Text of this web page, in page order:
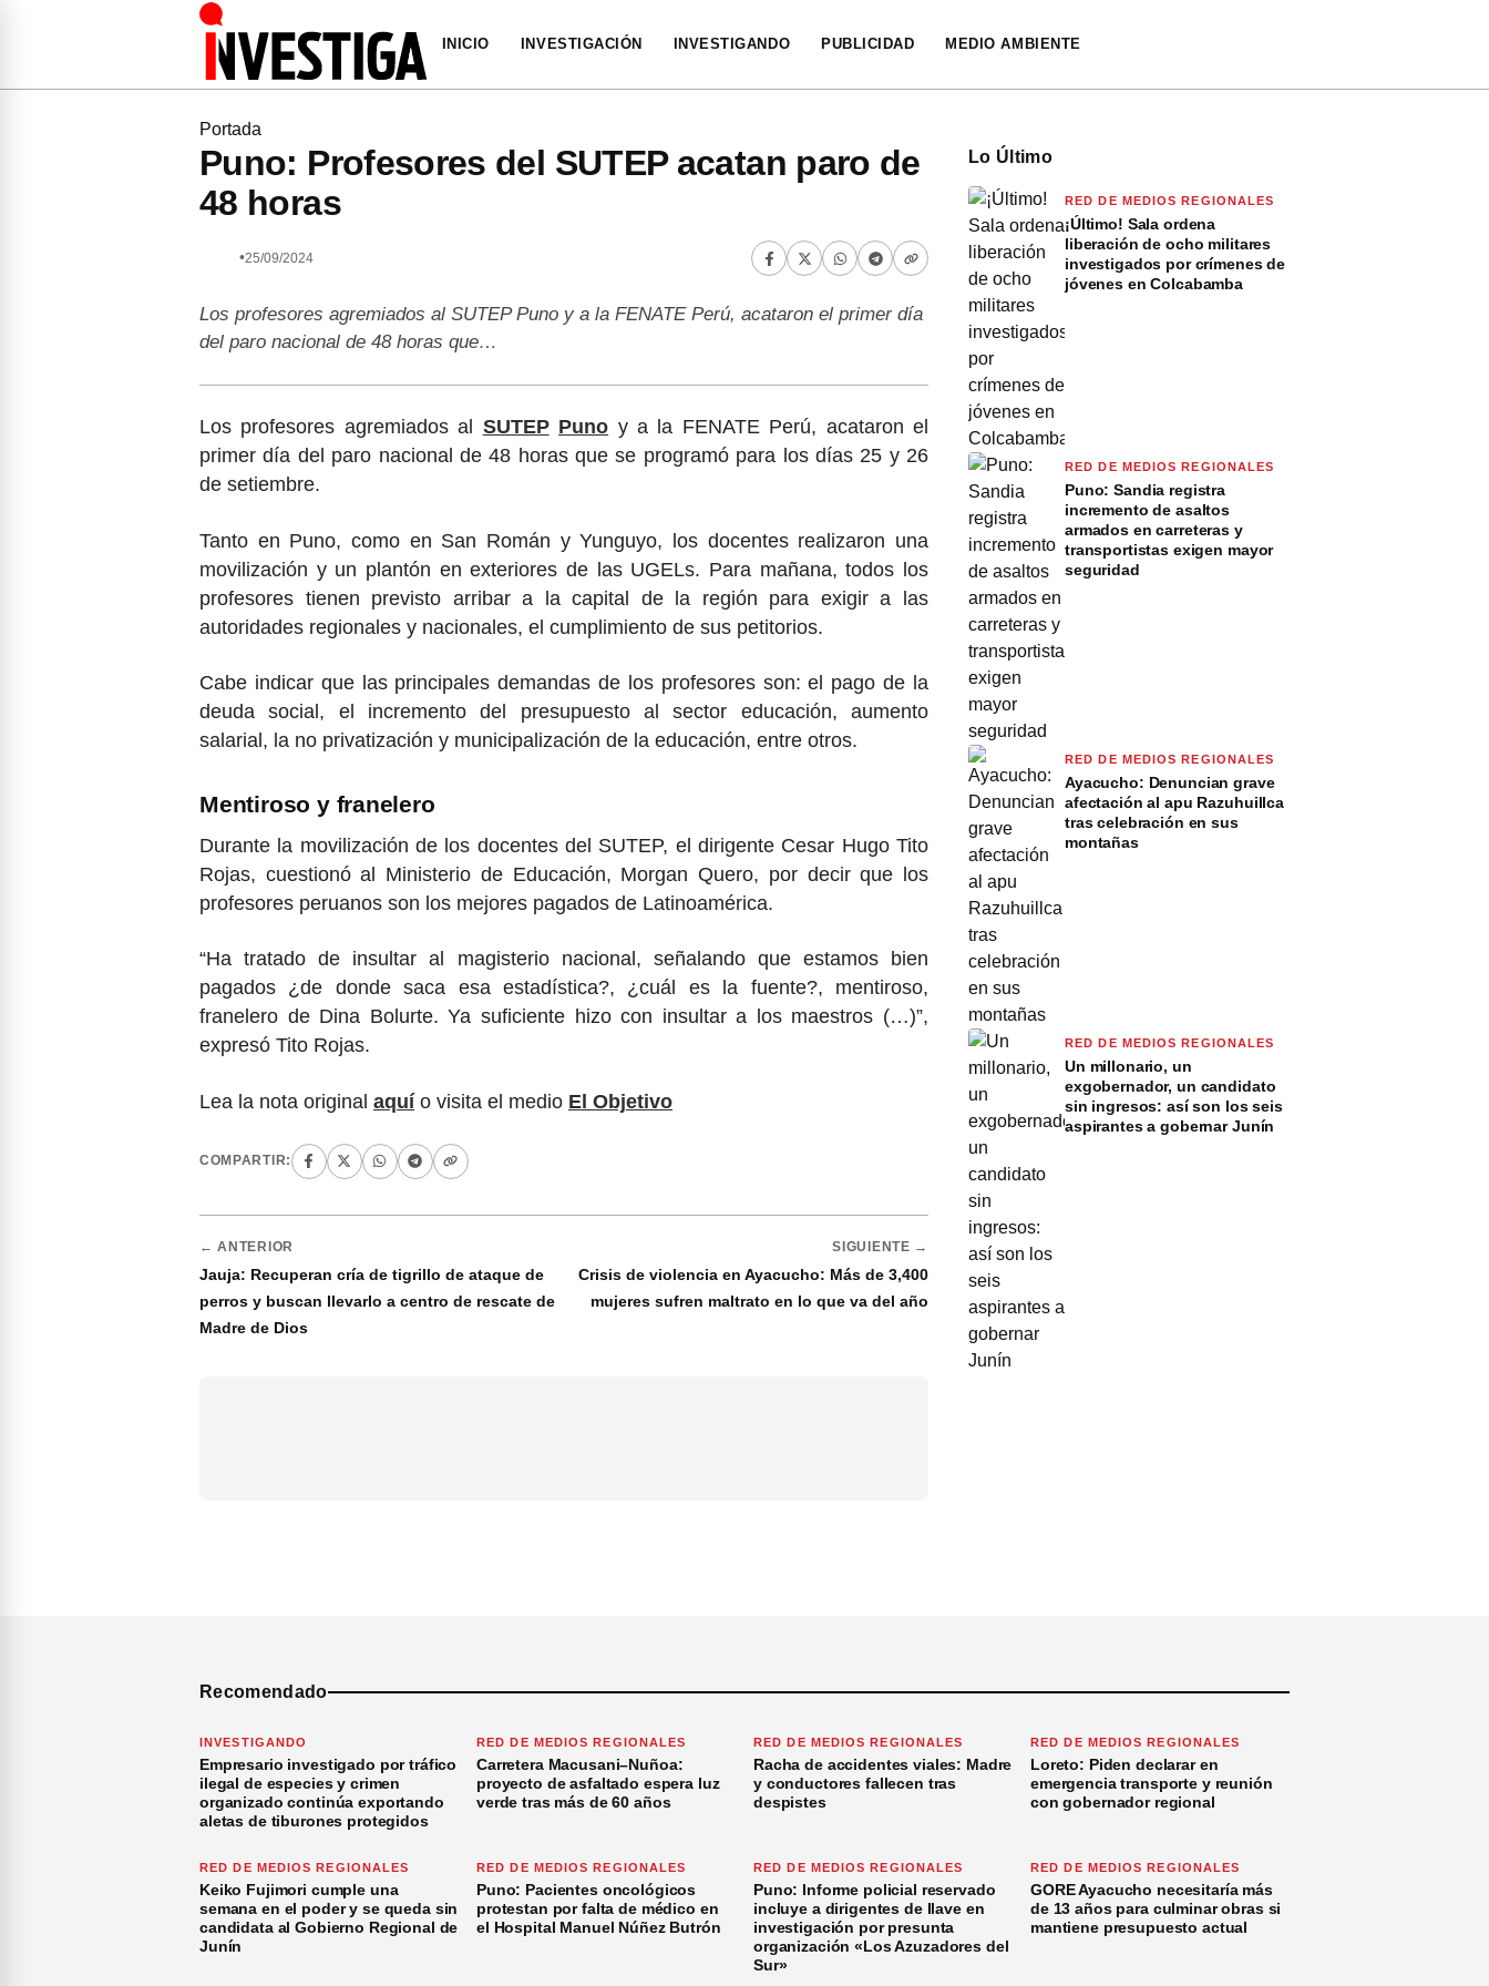
INICIO INVESTIGACIÓN INVESTIGANDO PUBLICIDAD MEDIO AMBIENTE
Portada
Puno: Profesores del SUTEP acatan paro de
48 horas
•25/09/2024
Los profesores agremiados al SUTEP Puno y a la FENATE Perú, acataron el primer día
del paro nacional de 48 horas que…
Los profesores agremiados al SUTEP Puno y a la FENATE Perú, acataron el
primer día del paro nacional de 48 horas que se programó para los días 25 y 26
de setiembre.
Tanto en Puno, como en San Román y Yunguyo, los docentes realizaron una
movilización y un plantón en exteriores de las UGELs. Para mañana, todos los
profesores tienen previsto arribar a la capital de la región para exigir a las
autoridades regionales y nacionales, el cumplimiento de sus petitorios.
Cabe indicar que las principales demandas de los profesores son: el pago de la
deuda social, el incremento del presupuesto al sector educación, aumento
salarial, la no privatización y municipalización de la educación, entre otros.
Mentiroso y franelero
Durante la movilización de los docentes del SUTEP, el dirigente Cesar Hugo Tito
Rojas, cuestionó al Ministerio de Educación, Morgan Quero, por decir que los
profesores peruanos son los mejores pagados de Latinoamérica.
“Ha tratado de insultar al magisterio nacional, señalando que estamos bien
pagados ¿de donde saca esa estadística?, ¿cuál es la fuente?, mentiroso,
franelero de Dina Bolurte. Ya suficiente hizo con insultar a los maestros (…)”,
expresó Tito Rojas.
Lea la nota original aquí o visita el medio El Objetivo
COMPARTIR:
← ANTERIOR
Jauja: Recuperan cría de tigrillo de ataque de
perros y buscan llevarlo a centro de rescate de
Madre de Dios
SIGUIENTE →
Crisis de violencia en Ayacucho: Más de 3,400
mujeres sufren maltrato en lo que va del año
Lo Último
RED DE MEDIOS REGIONALES
¡Último! Sala ordena
liberación de ocho militares
investigados por crímenes de
jóvenes en Colcabamba
RED DE MEDIOS REGIONALES
Puno: Sandia registra
incremento de asaltos
armados en carreteras y
transportistas exigen mayor
seguridad
RED DE MEDIOS REGIONALES
Ayacucho: Denuncian grave
afectación al apu Razuhuillca
tras celebración en sus
montañas
RED DE MEDIOS REGIONALES
Un millonario, un
exgobernador, un candidato
sin ingresos: así son los seis
aspirantes a gobernar Junín
Recomendado
INVESTIGANDO
Empresario investigado por tráfico
ilegal de especies y crimen
organizado continúa exportando
aletas de tiburones protegidos
RED DE MEDIOS REGIONALES
Carretera Macusani–Nuñoa:
proyecto de asfaltado espera luz
verde tras más de 60 años
RED DE MEDIOS REGIONALES
Racha de accidentes viales: Madre
y conductores fallecen tras
despistes
RED DE MEDIOS REGIONALES
Loreto: Piden declarar en
emergencia transporte y reunión
con gobernador regional
RED DE MEDIOS REGIONALES
Keiko Fujimori cumple una
semana en el poder y se queda sin
candidata al Gobierno Regional de
Junín
RED DE MEDIOS REGIONALES
Puno: Pacientes oncológicos
protestan por falta de médico en
el Hospital Manuel Núñez Butrón
RED DE MEDIOS REGIONALES
Puno: Informe policial reservado
incluye a dirigentes de Ilave en
investigación por presunta
organización «Los Azuzadores del
Sur»
RED DE MEDIOS REGIONALES
GORE Ayacucho necesitaría más
de 13 años para culminar obras si
mantiene presupuesto actual